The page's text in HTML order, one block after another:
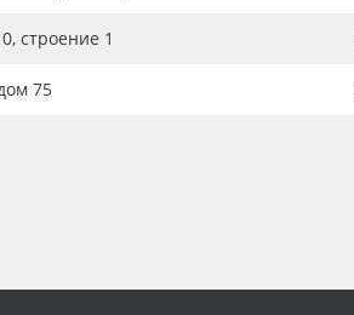
строение 1
75